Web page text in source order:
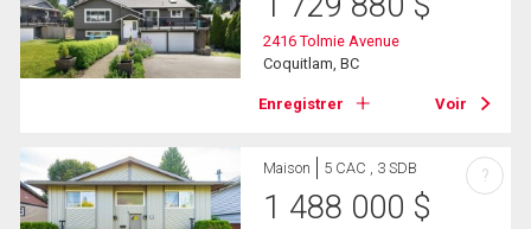
2416 Tolmie Avenue
Coquitlam, BC
Enregistrer Voir
Maison 5 CAC , 3 SDB
1 488 000 $
?